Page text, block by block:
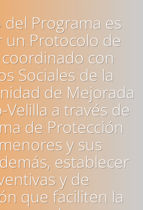
del Programa es
un Protocolo de
con
Sociales de la
de Mejorada
Velilla a través de
de Protección
y sus
establecer
y de
que faciliten la